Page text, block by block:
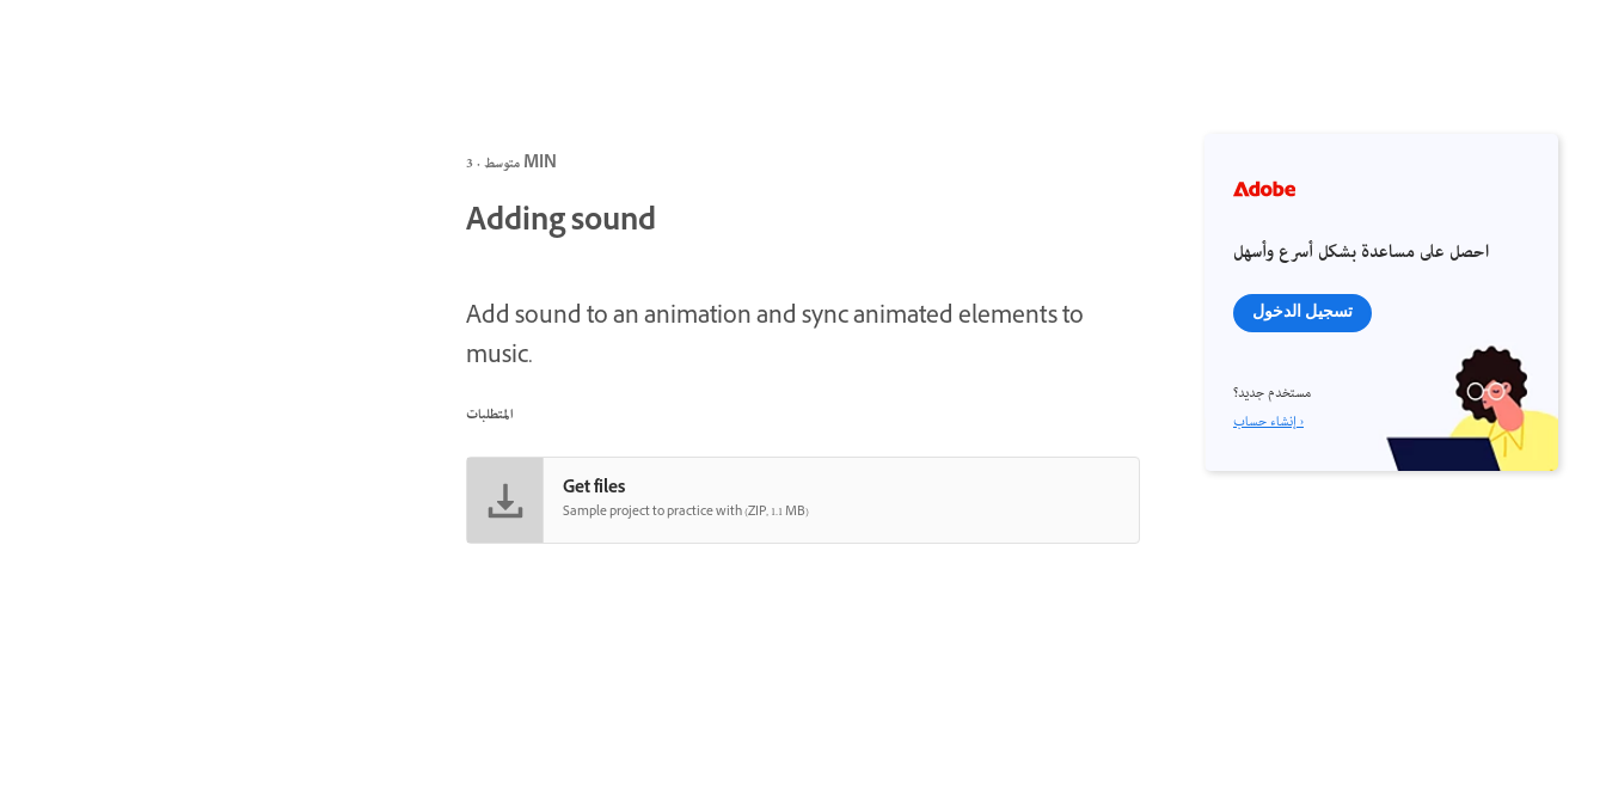
متوسط · 3 MIN
Adding sound
Add sound to an animation and sync animated elements to
music.
المتطلبات
Get files
Sample project to practice with (ZIP, 1.1 MB)
احصل على مساعدة بشكل أسرع وأسهل
تسجيل الدخول
مستخدم جديد؟
إنشاء حساب ›